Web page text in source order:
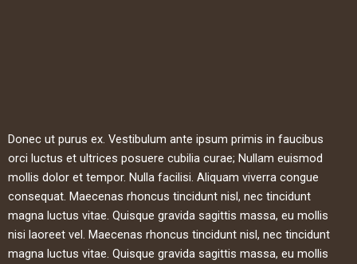
Donec ut purus ex. Vestibulum ante ipsum primis in faucibus
orci luctus et ultrices posuere cubilia curae; Nullam euismod
mollis dolor et tempor. Nulla facilisi. Aliquam viverra congue
consequat. Maecenas rhoncus tincidunt nisl, nec tincidunt
magna luctus vitae. Quisque gravida sagittis massa, eu mollis
nisi laoreet vel. Maecenas rhoncus tincidunt nisl, nec tincidunt
magna luctus vitae. Quisque gravida sagittis massa, eu mollis